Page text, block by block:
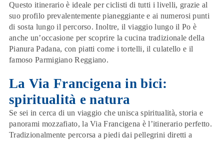
Questo itinerario è ideale per ciclisti di tutti i livelli, grazie al
suo profilo prevalentemente pianeggiante e ai numerosi punti
di sosta lungo il percorso. Inoltre, il viaggio lungo il Po è
anche un’occasione per scoprire la cucina tradizionale della
Pianura Padana, con piatti come i tortelli, il culatello e il
famoso Parmigiano Reggiano.
La Via Francigena in bici:
spiritualità e natura
Se sei in cerca di un viaggio che uniscaspiritualità, storia e
panorami mozzafiato, laVia Francigena è l’itinerario perfetto.
Tradizionalmente percorsa a piedi dai pellegrini diretti a